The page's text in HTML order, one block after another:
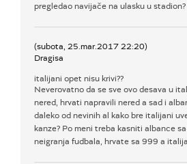
pregledao navijače na ulasku u
(subota, 25.mar.2017 22:20)
Dragisa
italijani opet nisu krivi??
Neverovatno da se sve ovo desava u
nered, hrvati napravili nered a sad i
daleko od nevinih al kako bre italijani
kanze? Po meni treba kasniti albance
neigranja fudbala, hrvate sa 999 a